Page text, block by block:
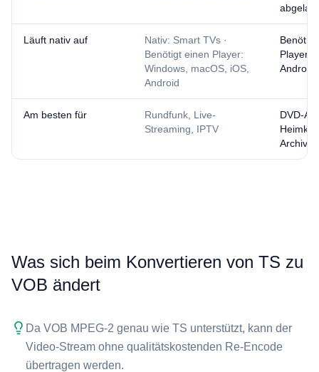
Läuft nativ auf
Nativ: Smart TVs ·
Benötigt einen Player:
Windows, macOS, iOS,
Android
Player:
Am besten für
Rundfunk, Live-
Streaming, IPTV
DVD-
Archive
Was sich beim Konvertieren von ⁦TS⁩ zu
⁦VOB⁩ ändert
Da ⁦VOB⁩ MPEG-2 genau wie ⁦TS⁩ unterstützt, kann der
Video-Stream ohne qualitätskostenden Re-Encode
übertragen werden.